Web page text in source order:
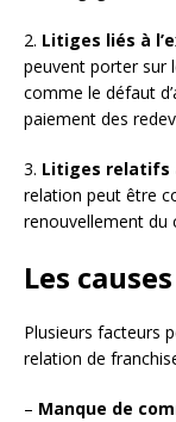
2. Litiges liés à
peuvent porter sur
comme le défaut
paiement des
3. Litiges relatifs
relation peut être
renouvellement du
Les
Plusieurs facteurs
relation de
– Manque de